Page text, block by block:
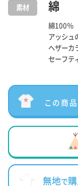
素材 綿
綿100％
アッシュ
ヘザーカ
セーフテ
この商
無地で購